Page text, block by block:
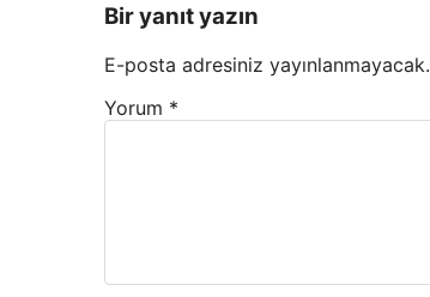
Bir yanıt yazın
E-posta adresiniz yayınlanmayacak.
Yorum *